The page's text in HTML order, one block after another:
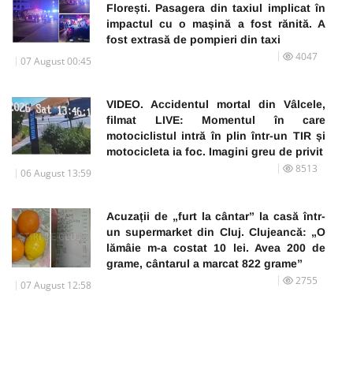
Florești. Pasagera din taxiul implicat în
impactul cu o mașină a fost rănită. A
fost extrasă de pompieri din taxi
07 August 00:45 4047
VIDEO. Accidentul mortal din Vâlcele,
filmat LIVE: Momentul în care
motociclistul intră în plin într-un TIR și
motocicleta ia foc. Imagini greu de privit
06 August 13:59 8513
Acuzații de „furt la cântar” la casă într-
un supermarket din Cluj. Clujeancă: „O
lămâie m-a costat 10 lei. Avea 200 de
grame, cântarul a marcat 822 grame”
07 August 12:58 2755